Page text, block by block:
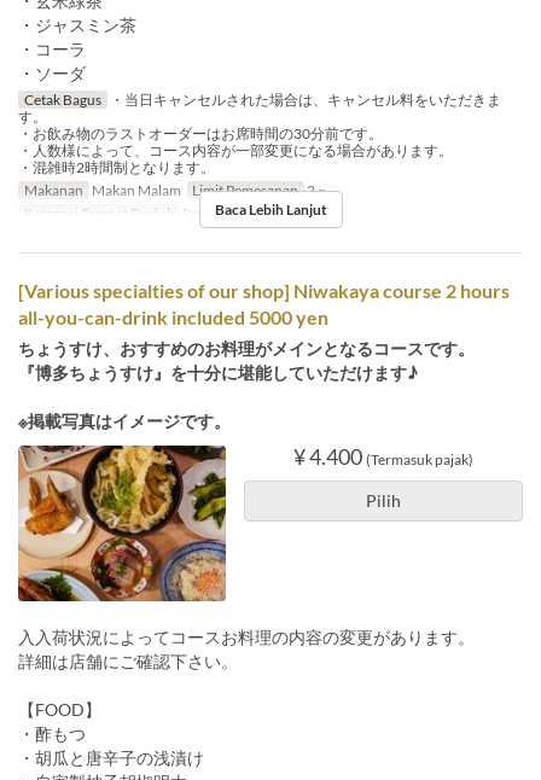
・ジャスミン茶
・コーラ
・ソーダ
Cetak Bagus
・当日キャンセルされた場合は、キャンセル料をいただきま
す。
・お飲み物のラストオーダーはお席時間の30分前です。
・人数様によって、コース内容が一部変更になる場合があります。
・混雑時2時間制となります。
Makanan Makan Malam Limit Pemesanan 2 ~
Kategori Tempat Duduk
Book a Table
Baca Lebih Lanjut
[Various specialties of our shop] Niwakaya course 2 hours
all-you-can-drink included 5000 yen
ちょうすけ、おすすめのお料理がメインとなるコースです。
『博多ちょうすけ』を十分に堪能していただけます♪
※掲載写真はイメージです。
¥ 4.400 (Termasuk pajak)
Pilih
入入荷状況によってコースお料理の内容の変更があります。
詳細は店舗にご確認下さい。
【FOOD】
・酢もつ
・胡瓜と唐辛子の浅漬け